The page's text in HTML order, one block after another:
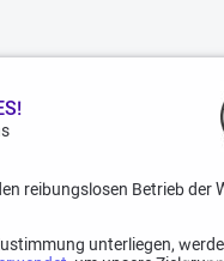
reibungslosen Betrieb der
unterliegen,